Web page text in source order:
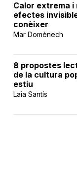
Calor extrema i
efectes
conèixer
Mar Domènech
8 propostes
de la cultura
estiu
Laia Santís